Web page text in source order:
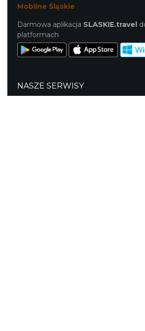
Mobilne Śląskie
Darmowa aplikacja SLASKIE.travel
platformach
NASZE SERWISY